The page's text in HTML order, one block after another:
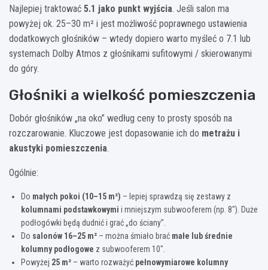
Najlepiej traktować 5.1 jako punkt wyjścia. Jeśli salon ma
powyżej ok. 25–30 m² i jest możliwość poprawnego ustawienia
dodatkowych głośników – wtedy dopiero warto myśleć o 7.1 lub
systemach Dolby Atmos z głośnikami sufitowymi / skierowanymi
do góry.
Głośniki a wielkość pomieszczenia
Dobór głośników „na oko” według ceny to prosty sposób na
rozczarowanie. Kluczowe jest dopasowanie ich do metrażu i
akustyki pomieszczenia.
Ogólnie:
Do małych pokoi (10–15 m²) – lepiej sprawdzą się zestawy z
kolumnami podstawkowymi i mniejszym subwooferem (np. 8″). Duże
podłogówki będą dudnić i grać „do ściany”.
Do salonów 16–25 m² – można śmiało brać małe lub średnie
kolumny podłogowe z subwooferem 10″.
Powyżej 25 m² – warto rozważyć pełnowymiarowe kolumny